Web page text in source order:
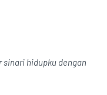
sinari hidupku dengan